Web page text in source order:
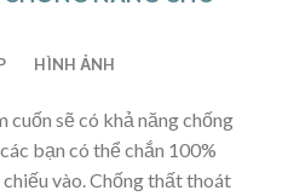
HÌNH ẢNH
cuốn sẽ có khả năng chống
bạn có thể chắn 100%
vào. Chống thất thoát